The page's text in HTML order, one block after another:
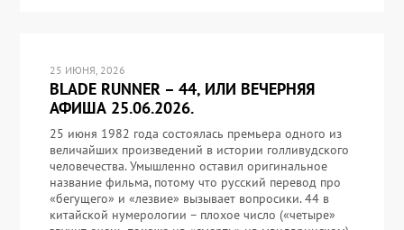
25 ИЮНЯ, 2026
BLADE RUNNER – 44, ИЛИ ВЕЧЕРНЯЯ
АФИША 25.06.2026.
25 июня 1982 года состоялась премьера одного из
величайших произведений в истории голливудского
человечества. Умышленно оставил оригинальное
название фильма, потому что русский перевод про
«бегущего» и «лезвие» вызывает вопросики. 44 в
китайской нумерологии – плохое число («четыре»